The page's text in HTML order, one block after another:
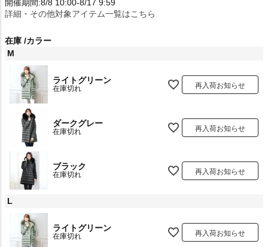
開催期間:8/8 10:00-8/17 9:59
詳細・その他対象アイテム一覧はこちら
在庫 カラー
M
ライトグリーン
在庫切れ 再入荷お知らせ
ダークグレー
在庫切れ 再入荷お知らせ
ブラック
在庫切れ 再入荷お知らせ
L
ライトグリーン
在庫切れ 再入荷お知らせ